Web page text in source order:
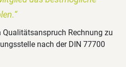
Qualitätsanspruch Rechnung zu
nach der DIN 77700